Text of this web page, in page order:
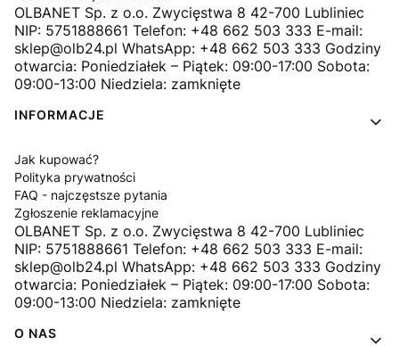
OLBANET Sp. z o.o. Zwycięstwa 8 42-700 Lubliniec
NIP: 5751888661 Telefon: +48 662 503 333 E-mail:
sklep@olb24.pl WhatsApp: +48 662 503 333 Godziny
otwarcia: Poniedziałek – Piątek: 09:00-17:00 Sobota:
09:00-13:00 Niedziela: zamknięte
INFORMACJE
Jak kupować?
Polityka prywatności
FAQ - najczęstsze pytania
Zgłoszenie reklamacyjne
OLBANET Sp. z o.o. Zwycięstwa 8 42-700 Lubliniec
NIP: 5751888661 Telefon: +48 662 503 333 E-mail:
sklep@olb24.pl WhatsApp: +48 662 503 333 Godziny
otwarcia: Poniedziałek – Piątek: 09:00-17:00 Sobota:
09:00-13:00 Niedziela: zamknięte
O NAS